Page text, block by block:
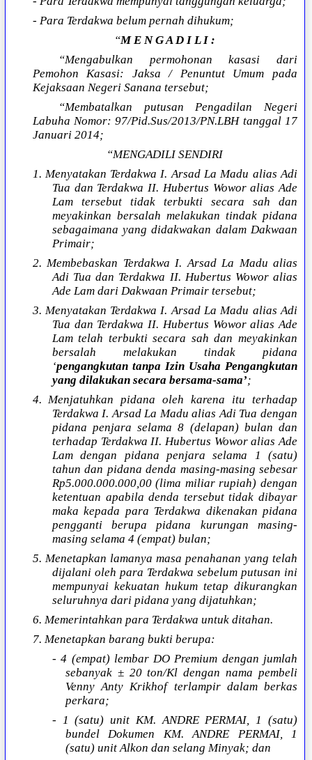
- Para Terdakwa belum pernah dihukum;
“M E N G A D I L I :
“Mengabulkan permohonan kasasi dari
Pemohon Kasasi: Jaksa / Penuntut Umum pada
Kejaksaan Negeri Sanana tersebut;
“Membatalkan putusan Pengadilan Negeri
Labuha Nomor: 97/Pid.Sus/2013/PN.LBH tanggal 17
Januari 2014;
“MENGADILI SENDIRI
1. Menyatakan Terdakwa I. Arsad La Madu alias Adi
Tua dan Terdakwa II. Hubertus Wowor alias Ade
Lam tersebut tidak terbukti secara sah dan
meyakinkan bersalah melakukan tindak pidana
sebagaimana yang didakwakan dalam Dakwaan
Primair;
2. Membebaskan Terdakwa I. Arsad La Madu alias
Adi Tua dan Terdakwa II. Hubertus Wowor alias
Ade Lam dari Dakwaan Primair tersebut;
3. Menyatakan Terdakwa I. Arsad La Madu alias Adi
Tua dan Terdakwa II. Hubertus Wowor alias Ade
Lam telah terbukti secara sah dan meyakinkan
bersalah melakukan tindak pidana
‘pengangkutan tanpa Izin Usaha Pengangkutan
yang dilakukan secara bersama-sama’;
4. Menjatuhkan pidana oleh karena itu terhadap
Terdakwa I. Arsad La Madu alias Adi Tua dengan
pidana penjara selama 8 (delapan) bulan dan
terhadap Terdakwa II. Hubertus Wowor alias Ade
Lam dengan pidana penjara selama 1 (satu)
tahun dan pidana denda masing-masing sebesar
Rp5.000.000.000,00 (lima miliar rupiah) dengan
ketentuan apabila denda tersebut tidak dibayar
maka kepada para Terdakwa dikenakan pidana
pengganti berupa pidana kurungan masing-
masing selama 4 (empat) bulan;
5. Menetapkan lamanya masa penahanan yang telah
dijalani oleh para Terdakwa sebelum putusan ini
mempunyai kekuatan hukum tetap dikurangkan
seluruhnya dari pidana yang dijatuhkan;
6. Memerintahkan para Terdakwa untuk ditahan.
7. Menetapkan barang bukti berupa:
- 4 (empat) lembar DO Premium dengan jumlah
sebanyak ± 20 ton/Kl dengan nama pembeli
Venny Anty Krikhof terlampir dalam berkas
perkara;
- 1 (satu) unit KM. ANDRE PERMAI, 1 (satu)
bundel Dokumen KM. ANDRE PERMAI, 1
(satu) unit Alkon dan selang Minyak; dan